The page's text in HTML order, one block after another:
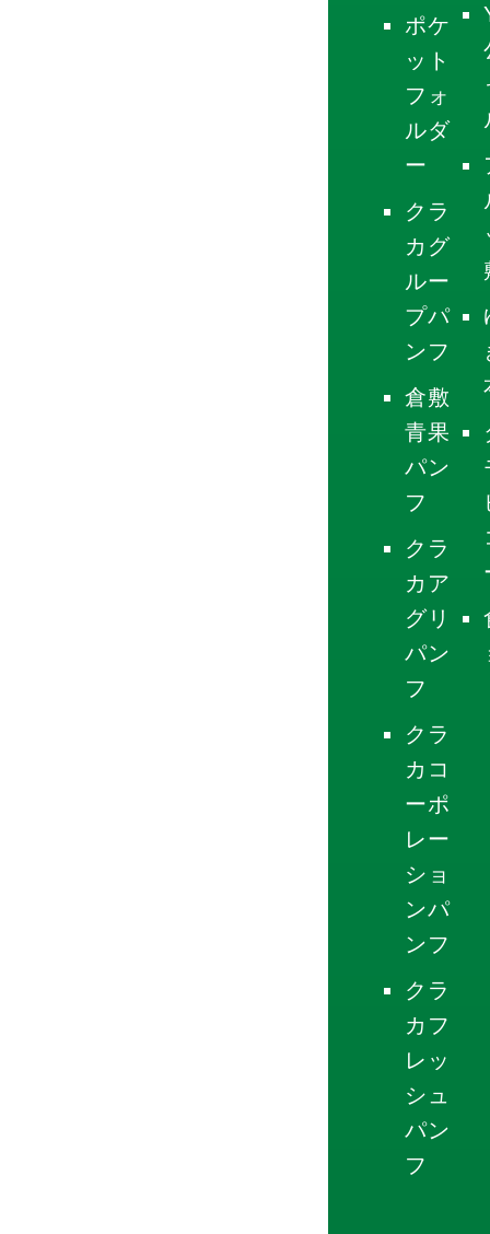
ポケ
ット
フォ
ルダ
ー
クラ
カグ
ルー
プパ
ンフ
倉敷
青果
パン
フ
クラ
カア
グリ
パン
フ
クラ
カコ
ーポ
レー
ショ
ンパ
ンフ
クラ
カフ
レッ
シュ
パン
フ